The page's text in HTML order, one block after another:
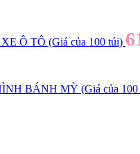
Ô TÔ (Giá của 100 túi)
BÁNH MỲ (Giá của 100